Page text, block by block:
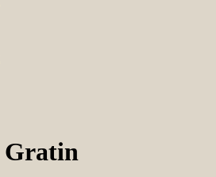
Gratin